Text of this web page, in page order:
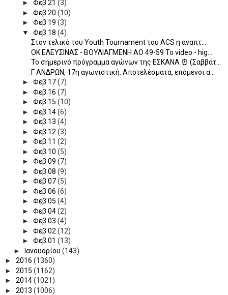
► Φεβ 21 (3)
► Φεβ 20 (10)
► Φεβ 19 (3)
▼ Φεβ 18 (4)
Στον τελικό του Youth Tournament του ACS η αναπτ...
ΟΚ ΕΛΕΥΣΙΝΑΣ - ΒΟΥΛΙΑΓΜΕΝΗ ΑΟ 49-59 Το video - hig...
Το σημερινό πρόγραμμα αγώνων της ΕΣΚΑΝΑ ⏰ (Σαββάτ...
Γ ΑΝΔΡΩΝ, 17η αγωνιστική. Αποτελέσματα, επόμενοι α...
► Φεβ 17(7)
► Φεβ 16 (7)
► Φεβ 15 (10)
► Φεβ 14(6)
► Φεβ 13 (4)
► Φεβ 12 (3)
► Φεβ 11 (2)
► Φεβ 10 (5)
► Φεβ 09 (7)
► Φεβ 08 (9)
► Φεβ 07(5)
► Φεβ 06 (6)
► Φεβ 05 (4)
► Φεβ 04(2)
► Φεβ 03 (4)
► Φεβ 02 (12)
► Φεβ 01 (13)
► Ιανουαρίου (143)
► 2016 (1360)
► 2015 (1162)
► 2014(1021)
► 2013 (1006)